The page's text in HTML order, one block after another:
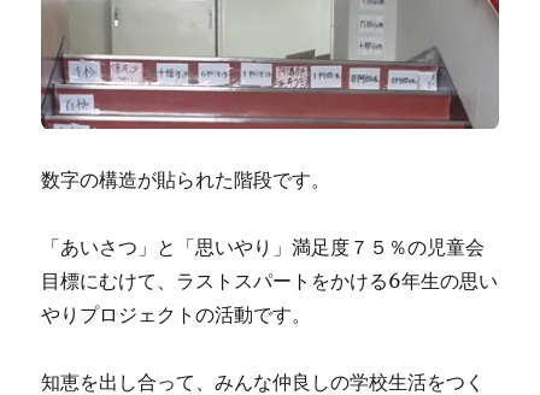
数字の構造が貼られた階段です。
「あいさつ」と「思いやり」満足度７５％の児童会
目標にむけて、ラストスパートをかける6年生の思い
やりプロジェクトの活動です。
知恵を出し合って、みんな仲良しの学校生活をつく